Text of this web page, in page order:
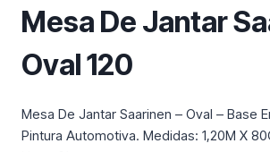
Mesa De Jantar
Oval 120
Mesa De Jantar Saarinen – Oval – Base
Pintura Automotiva. Medidas: 1,20M X